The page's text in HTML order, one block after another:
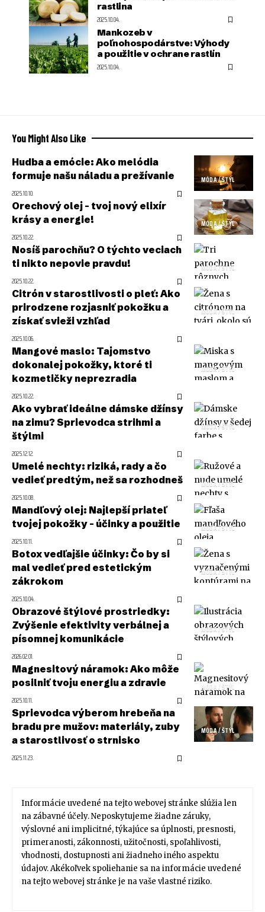
rastlina
2025.10.04.
Mankozeb v
poľnohospodárstve: Výhody
a použitie v ochrane rastlín
2025.10.04.
You Might Also Like
MÓDA / ŠTÝL
Hudba a emócie: Ako melódia
formuje našu náladu a prežívanie
2025.10.10.
MÓDA / ŠTÝL
Orechový olej – tvoj nový elixír
krásy a energie!
2025.10.22.
MÓDA / ŠTÝL
Nosíš parochňu? O týchto veciach
ti nikto nepovie pravdu!
2025.10.22.
MÓDA / ŠTÝL
Citrón v starostlivosti o pleť: Ako
prirodzene rozjasniť pokožku a
získať svieži vzhľad
2025.10.06.
MÓDA / ŠTÝL
Mangové maslo: Tajomstvo
dokonalej pokožky, ktoré ti
kozmetičky neprezradia
2025.10.22.
MÓDA / ŠTÝL
Ako vybrať ideálne dámske džínsy
na zimu? Sprievodca strihmi a
štýlmi
2025.12.12.
MÓDA / ŠTÝL
Umelé nechty: riziká, rady a čo
vedieť predtým, než sa rozhodneš
2025.10.08.
MÓDA / ŠTÝL
Mandľový olej: Najlepší priateľ
tvojej pokožky – účinky a použitie
2025.10.11.
MÓDA / ŠTÝL
Botox vedľajšie účinky: Čo by si
mal vedieť pred estetickým
zákrokom
2025.10.04.
MÓDA / ŠTÝL
Obrazové štýlové prostriedky:
Zvýšenie efektivity verbálnej a
písomnej komunikácie
2026.02.01.
MÓDA / ŠTÝL
Magnesitový náramok: Ako môže
posilniť tvoju energiu a zdravie
2025.10.11.
MÓDA / ŠTÝL
Sprievodca výberom hrebeňa na
bradu pre mužov: materiály, zuby
a starostlivosť o strnisko
2025.11.23.
Informácie uvedené na tejto webovej stránke slúžia len
na zábavné účely. Neposkytujeme žiadne záruky,
výslovné ani implicitné, týkajúce sa úplnosti, presnosti,
primeranosti, zákonnosti, užitočnosti, spoľahlivosti,
vhodnosti, dostupnosti ani žiadneho iného aspektu
údajov. Akékoľvek spoliehanie sa na informácie uvedené
na tejto webovej stránke je na vaše vlastné riziko.